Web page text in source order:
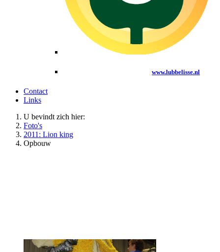
www.lubbelisse.nl
Contact
Links
U bevindt zich hier:
Foto's
2011: Lion king
Opbouw